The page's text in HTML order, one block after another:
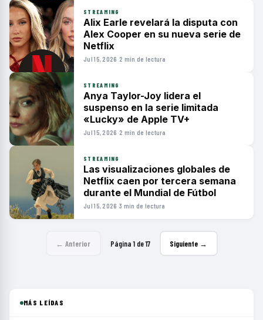
STREAMING
Alix Earle revelará la disputa con
Alex Cooper en su nueva serie de
Netflix
Jul 15, 2026 ·2 min de lectura
STREAMING
Anya Taylor-Joy lidera el
suspenso en la serie limitada
«Lucky» de Apple TV+
Jul 15, 2026 ·2 min de lectura
STREAMING
Las visualizaciones globales de
Netflix caen por tercera semana
durante el Mundial de Fútbol
Jul 15, 2026 ·3 min de lectura
← Anterior Página 1 de 17 Siguiente →
MÁS LEÍDAS